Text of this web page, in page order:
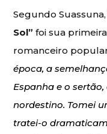
Segundo Suassuna,
Sol” foi sua
romanceiro
época, a
Espanha e o
nordestino. Tomei
tratei-o